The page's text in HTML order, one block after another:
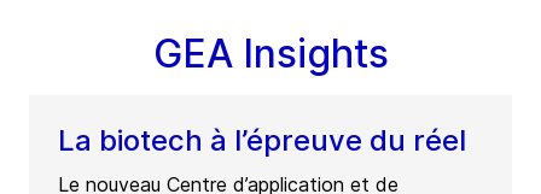
GEA Insights
La biotech à l’épreuve du réel
Le nouveau Centre d’application et de